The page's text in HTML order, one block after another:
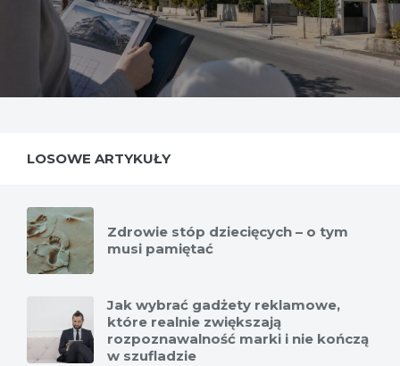
LOSOWE ARTYKUŁY
Zdrowie stóp dziecięcych – o tym
musi pamiętać
Jak wybrać gadżety reklamowe,
które realnie zwiększają
rozpoznawalność marki i nie kończą
w szufladzie